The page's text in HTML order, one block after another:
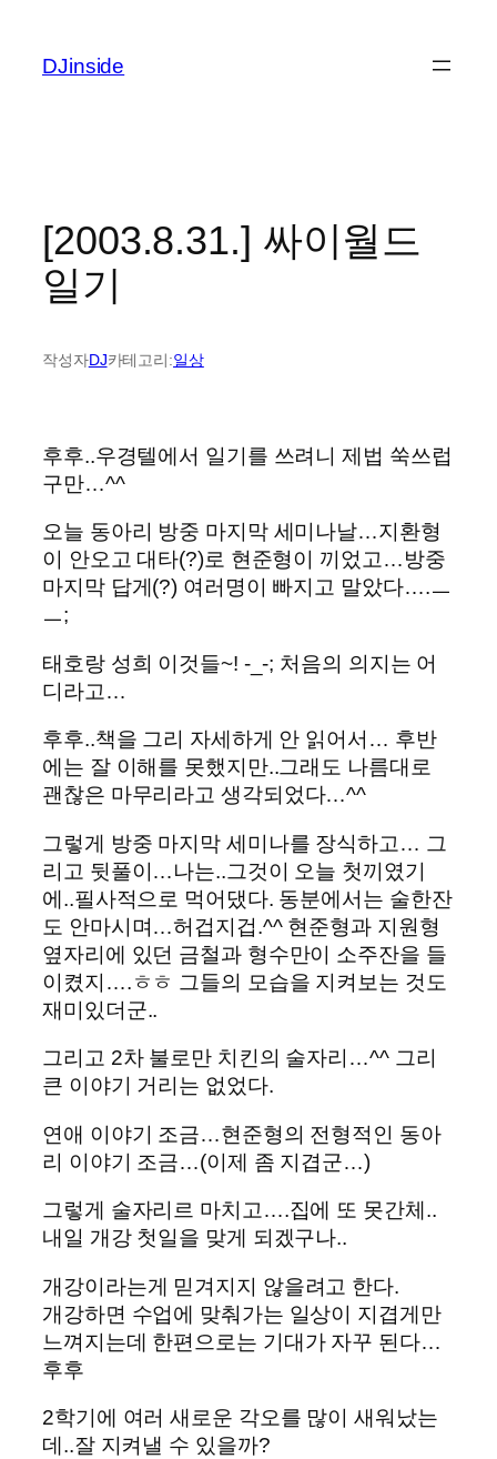
DJinside
[2003.8.31.] 싸이월드
일기
작성자DJ카테고리:일상
후후..우경텔에서 일기를 쓰려니 제법 쑥쓰럽
구만…^^
오늘 동아리 방중 마지막 세미나날…지환형
이 안오고 대타(?)로 현준형이 끼었고…방중
마지막 답게(?) 여러명이 빠지고 말았다….ㅡ
ㅡ;
태호랑 성희 이것들~! -_-; 처음의 의지는 어
디라고…
후후..책을 그리 자세하게 안 읽어서… 후반
에는 잘 이해를 못했지만..그래도 나름대로
괜찮은 마무리라고 생각되었다…^^
그렇게 방중 마지막 세미나를 장식하고… 그
리고 뒷풀이…나는..그것이 오늘 첫끼였기
에..필사적으로 먹어댔다. 동분에서는 술한잔
도 안마시며…허겁지겁.^^ 현준형과 지원형
옆자리에 있던 금철과 형수만이 소주잔을 들
이켰지….ㅎㅎ 그들의 모습을 지켜보는 것도
재미있더군..
그리고 2차 불로만 치킨의 술자리…^^ 그리
큰 이야기 거리는 없었다.
연애 이야기 조금…현준형의 전형적인 동아
리 이야기 조금…(이제 좀 지겹군…)
그렇게 술자리르 마치고….집에 또 못간체..
내일 개강 첫일을 맞게 되겠구나..
개강이라는게 믿겨지지 않을려고 한다.
개강하면 수업에 맞춰가는 일상이 지겹게만
느껴지는데 한편으로는 기대가 자꾸 된다…
후후
2학기에 여러 새로운 각오를 많이 새워났는
데..잘 지켜낼 수 있을까?